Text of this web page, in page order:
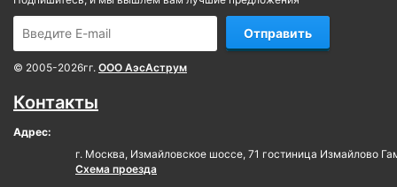
Отправить
© 2005-2026гг. ООО АэсАструм
Контакты
Адрес:
г. Москва, Измайловское шоссе, 71 гостиница Измайлово
Схема проезда